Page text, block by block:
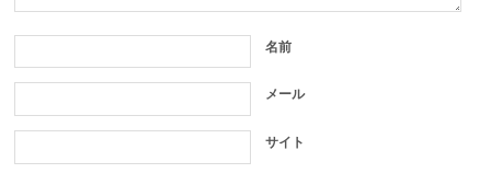
名前
メール
サイト